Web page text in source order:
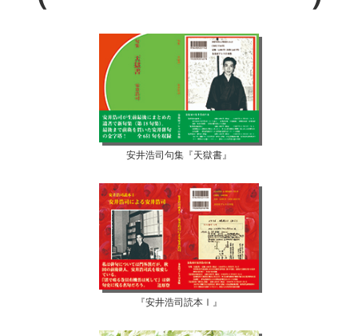
安井浩司句集『天獄書』
『安井浩司読本Ⅰ』